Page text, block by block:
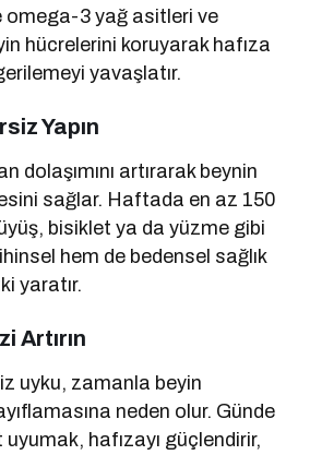
omega-3 yağ asitleri ve
hücrelerini koruyarak hafıza
yavaşlatır.
Yapın
dolaşımını artırarak beynin
sağlar. Haftada en az 150
bisiklet ya da yüzme gibi
hem de bedensel sağlık
yaratır.
Artırın
uyku, zamanla beyin
neden olur. Günde
hafızayı güçlendirir,